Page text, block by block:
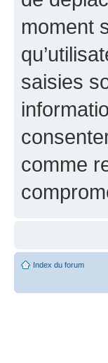
moment
saisies
comme
Index du forum